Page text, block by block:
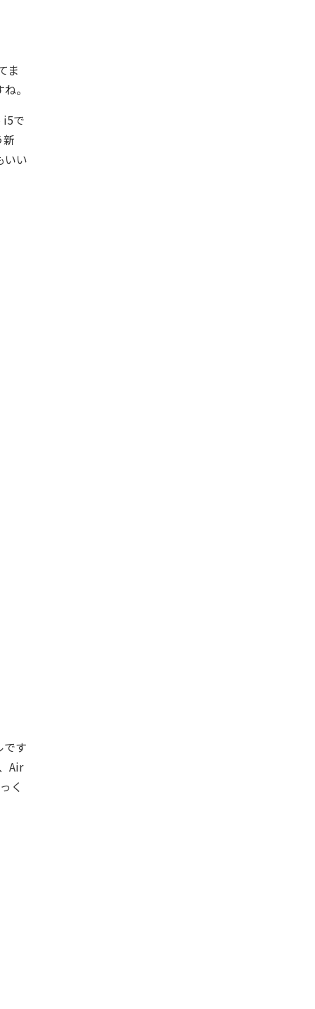
ま
。
i5で
いい
です
Air
く